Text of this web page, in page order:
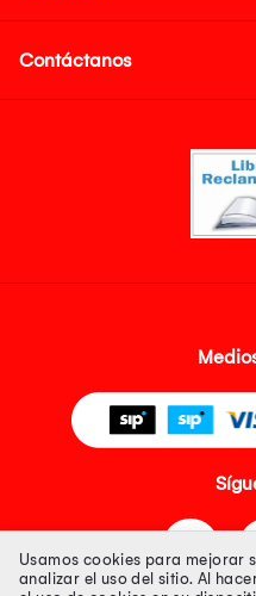
Contáctanos
Usamos cookies para mejorar
analizar el uso del sitio. Al